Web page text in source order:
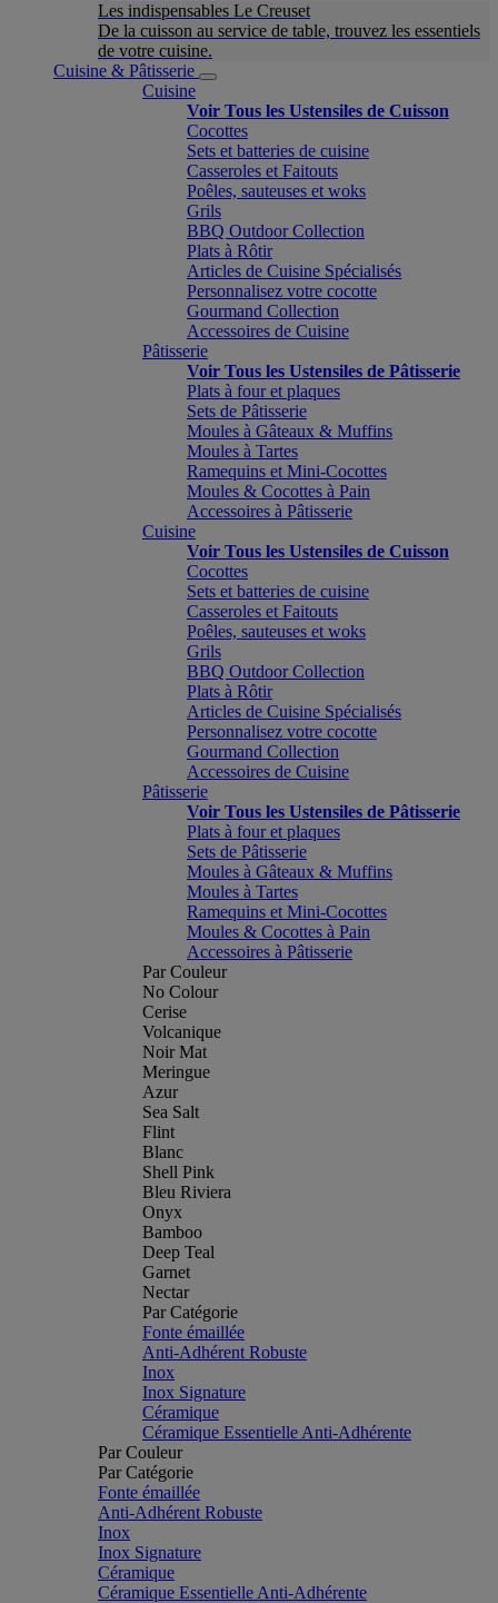
Les indispensables Le Creuset
De la cuisson au service de table, trouvez les essentiels
de votre cuisine.
Cuisine & Pâtisserie
Cuisine
Voir Tous les Ustensiles de Cuisson
Cocottes
Sets et batteries de cuisine
Casseroles et Faitouts
Poêles, sauteuses et woks
Grils
BBQ Outdoor Collection
Plats à Rôtir
Articles de Cuisine Spécialisés
Personnalisez votre cocotte
Gourmand Collection
Accessoires de Cuisine
Pâtisserie
Voir Tous les Ustensiles de Pâtisserie
Plats à four et plaques
Sets de Pâtisserie
Moules à Gâteaux & Muffins
Moules à Tartes
Ramequins et Mini-Cocottes
Moules & Cocottes à Pain
Accessoires à Pâtisserie
Cuisine
Voir Tous les Ustensiles de Cuisson
Cocottes
Sets et batteries de cuisine
Casseroles et Faitouts
Poêles, sauteuses et woks
Grils
BBQ Outdoor Collection
Plats à Rôtir
Articles de Cuisine Spécialisés
Personnalisez votre cocotte
Gourmand Collection
Accessoires de Cuisine
Pâtisserie
Voir Tous les Ustensiles de Pâtisserie
Plats à four et plaques
Sets de Pâtisserie
Moules à Gâteaux & Muffins
Moules à Tartes
Ramequins et Mini-Cocottes
Moules & Cocottes à Pain
Accessoires à Pâtisserie
Par Couleur
No Colour
Cerise
Volcanique
Noir Mat
Meringue
Azur
Sea Salt
Flint
Blanc
Shell Pink
Bleu Riviera
Onyx
Bamboo
Deep Teal
Garnet
Nectar
Par Catégorie
Fonte émaillée
Anti-Adhérent Robuste
Inox
Inox Signature
Céramique
Céramique Essentielle Anti-Adhérente
Par Couleur
Par Catégorie
Fonte émaillée
Anti-Adhérent Robuste
Inox
Inox Signature
Céramique
Céramique Essentielle Anti-Adhérente